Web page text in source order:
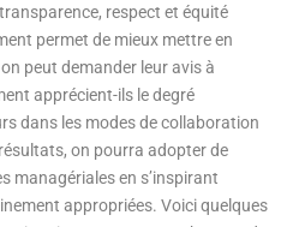
respect et équité
permet de mieux mettre en
peut demander leur avis à
apprécient-ils le degré
dans les modes de collaboration
on pourra adopter de
managériales en s’inspirant
appropriées. Voici quelques